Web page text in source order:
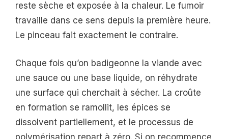
reste sèche et exposée à la chaleur. Le fumoir
travaille dans ce sens depuis la première heure.
Le pinceau fait exactement le contraire.
Chaque fois qu’on badigeonne la viande avec
une sauce ou une base liquide, on réhydrate
une surface qui cherchait à sécher. La croûte
en formation se ramollit, les épices se
dissolvent partiellement, et le processus de
polymérisation repart à zéro. Si on recommence